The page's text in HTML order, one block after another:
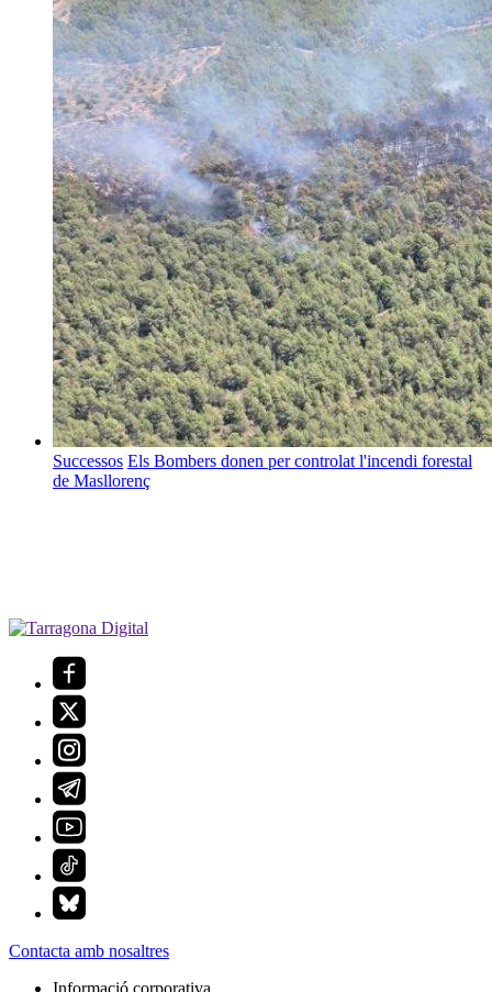
Successos Els Bombers donen per controlat l'incendi forestal
de Masllorenç
Contacta amb nosaltres
Informació corporativa